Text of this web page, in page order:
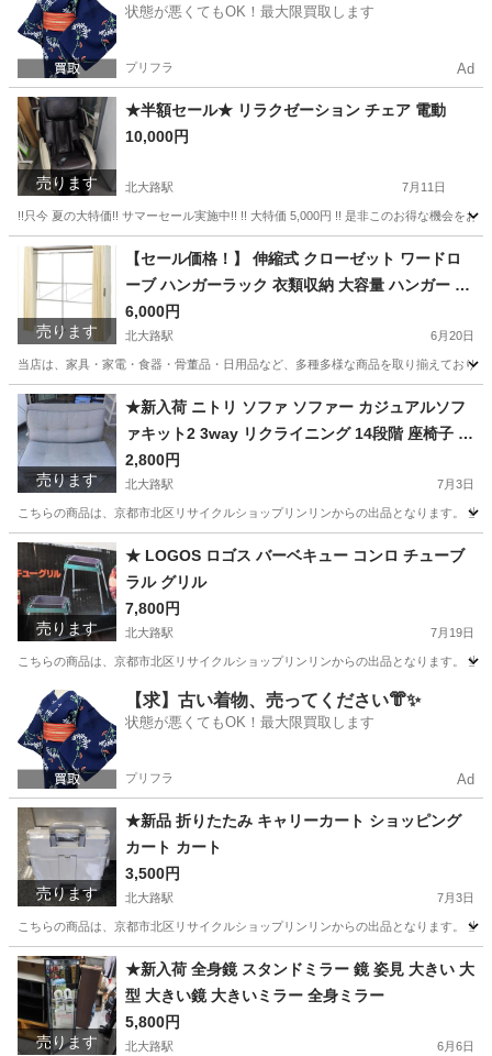
状態が悪くてもOK！最大限買取します
プリフラ Ad
売ります
★半額セール★ リラクゼーション チェア 電動
10,000円
北大路駅 7月11日
!!只今 夏の大特価!! サマーセール実施中!! !! 大特価 5,000円 !! 是非このお得な機会を
京都 京都市 北大路駅 家具 電動
売ります
【セール価格！】 伸縮式 クローゼット ワードロ
ーブ ハンガーラック 衣類収納 大容量 ハンガー 掛
け
6,000円
北大路駅 6月20日
当店は、家具・家電・食器・骨董品・日用品など、多種多様な商品を取り揃えており
京都 京都市 北大路駅 収納家具
売ります
★新入荷 ニトリ ソファ ソファー カジュアルソフ
ァキット2 3way リクライニング 14段階 座椅子 ベ
ッド ベット
2,800円
北大路駅 7月3日
こちらの商品は、京都市北区リサイクルショップリンリンからの出品となります。
京都 京都市 ソファ ベット
売ります
★ LOGOS ロゴス バーベキュー コンロ チューブ
ラル グリル
7,800円
北大路駅 7月19日
こちらの商品は、京都市北区リサイクルショップリンリンからの出品となります。
京都 京都市 北大路駅 家具 チューブラル
【求】古い着物、売ってください👘✨
状態が悪くてもOK！最大限買取します
プリフラ Ad
売ります
★新品 折りたたみ キャリーカート ショッピング
カート カート
3,500円
北大路駅 7月3日
こちらの商品は、京都市北区リサイクルショップリンリンからの出品となります。
京都 京都市 北大路駅 家具
売ります
★新入荷 全身鏡 スタンドミラー 鏡 姿見 大きい 大
型 大きい鏡 大きいミラー 全身ミラー
5,800円
北大路駅 6月6日